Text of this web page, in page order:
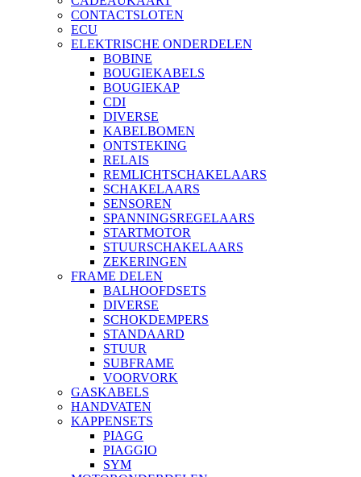
CONTACTSLOTEN
ECU
ELEKTRISCHE ONDERDELEN
BOBINE
BOUGIEKABELS
BOUGIEKAP
CDI
DIVERSE
KABELBOMEN
ONTSTEKING
RELAIS
REMLICHTSCHAKELAARS
SCHAKELAARS
SENSOREN
SPANNINGSREGELAARS
STARTMOTOR
STUURSCHAKELAARS
ZEKERINGEN
FRAME DELEN
BALHOOFDSETS
DIVERSE
SCHOKDEMPERS
STANDAARD
STUUR
SUBFRAME
VOORVORK
GASKABELS
HANDVATEN
KAPPENSETS
PIAGG
PIAGGIO
SYM